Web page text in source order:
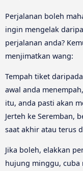
Perjalanan boleh
ingin mengelak
perjalanan anda?
menjimatkan wang:
Tempah tiket
awal anda
itu, anda pasti akan
Jerteh ke Seremban,
saat akhir atau terus
Jika boleh, elakkan
hujung minggu, cuba